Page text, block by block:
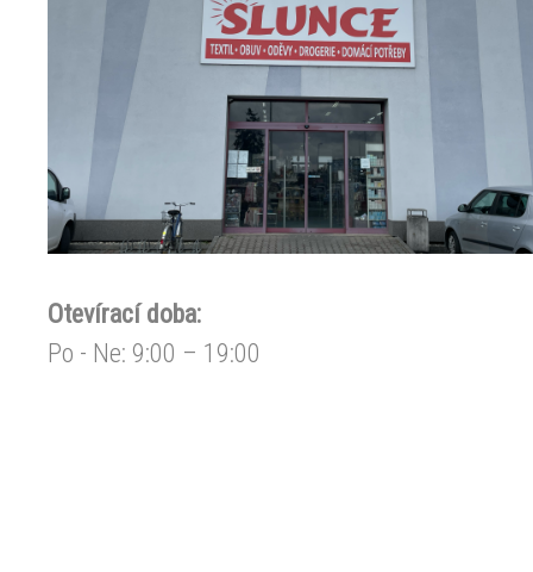
Otevírací doba:
Po - Ne: 9:00 – 19:00